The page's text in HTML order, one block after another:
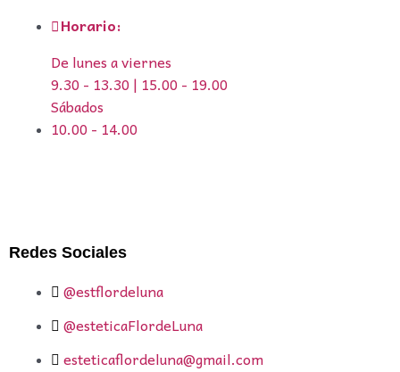
Horario:
De lunes a viernes
9.30 - 13.30 | 15.00 - 19.00
Sábados
10.00 - 14.00
Redes Sociales
@estflordeluna
@esteticaFlordeLuna
esteticaflordeluna@gmail.com